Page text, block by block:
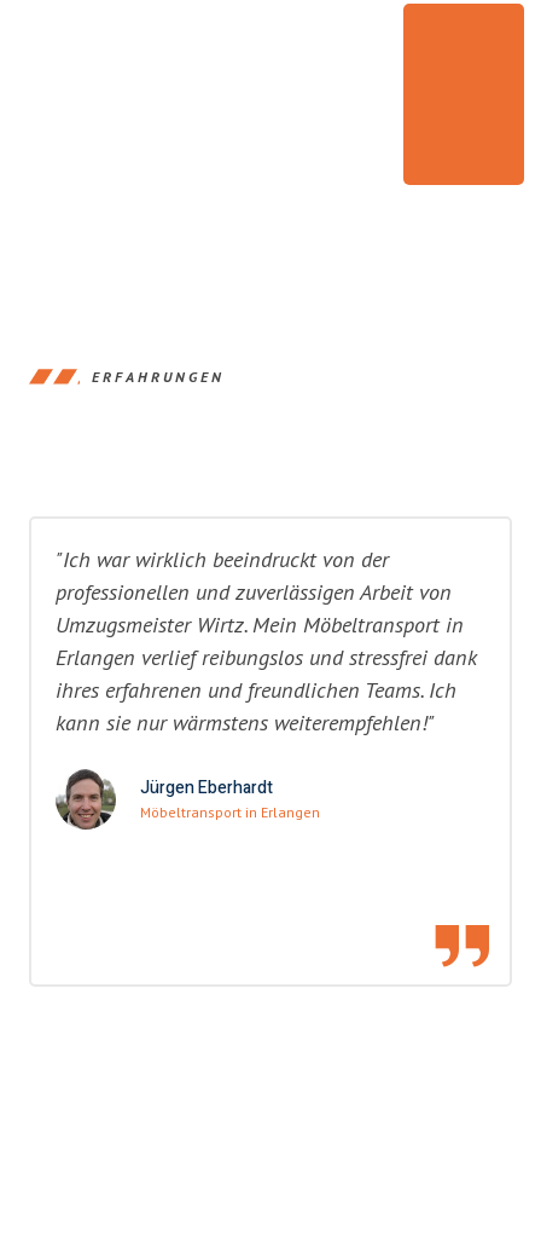
ERFAHRUNGEN
"Ich war wirklich beeindruckt von der
professionellen und zuverlässigen Arbeit von
Umzugsmeister Wirtz. Mein Möbeltransport in
Erlangen verlief reibungslos und stressfrei dank
ihres erfahrenen und freundlichen Teams. Ich
kann sie nur wärmstens weiterempfehlen!"
Jürgen Eberhardt
Möbeltransport in Erlangen